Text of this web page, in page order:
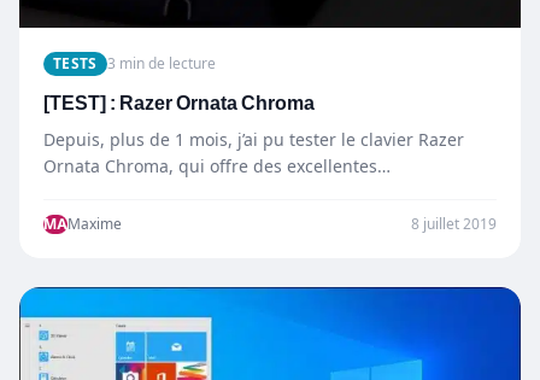
TESTS 3 min de lecture
[TEST] : Razer Ornata Chroma
Depuis, plus de 1 mois, j’ai pu tester le clavier Razer
Ornata Chroma, qui offre des excellentes
MAMaxime 8 juillet 2019